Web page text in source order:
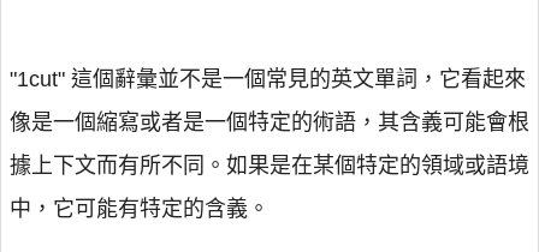
"1cut" 這個辭彙並不是一個常見的英文單詞，它看起來
像是一個縮寫或者是一個特定的術語，其含義可能會根
據上下文而有所不同。如果是在某個特定的領域或語境
中，它可能有特定的含義。